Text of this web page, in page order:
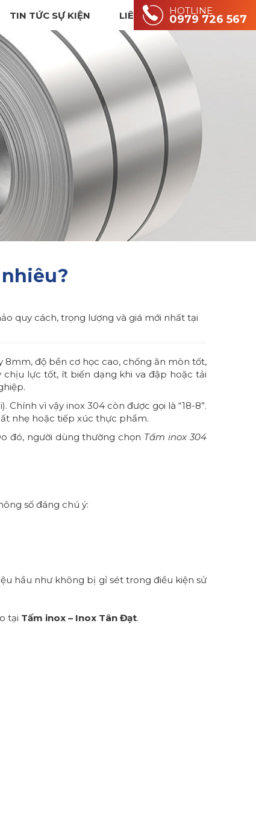
TIN TỨC SỰ KIỆN LIÊN HỆ HOTLINE
0979 726 567
quy cách, trọng lượng và giá mới nhất tại
8mm, độ bền cơ học cao, chống ăn mòn tốt,
lực tốt, ít biến dạng khi va đập hoặc tải
vì vậy inox 304 còn được gọi là “18-8”.
nhẹ hoặc tiếp xúc thực phẩm.
đó, người dùng thường chọn Tấm inox 304
số đáng chú ý:
hầu như không bị gỉ sét trong điều kiện sử
tại Tấm inox – Inox Tân Đạt.